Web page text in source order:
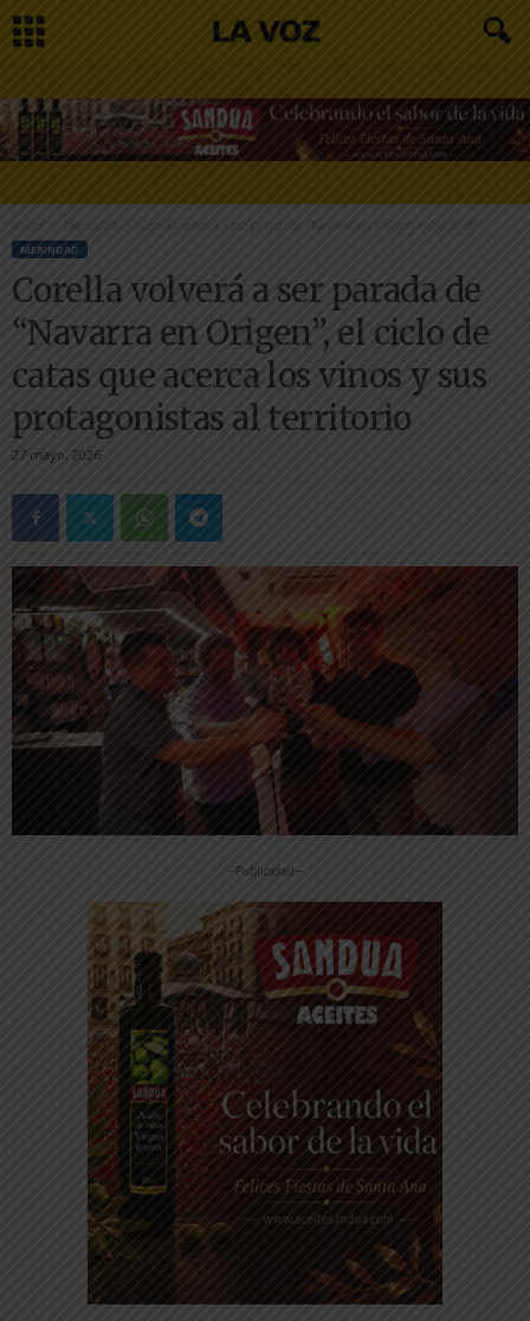
Inicio Corella volverá a ser parada de “Navarra en Origen”, el ciclo de...
MERINDAD
Corella volverá a ser parada de
“Navarra en Origen”, el ciclo de
catas que acerca los vinos y sus
protagonistas al territorio
27 mayo, 2026
-- Publicidad --